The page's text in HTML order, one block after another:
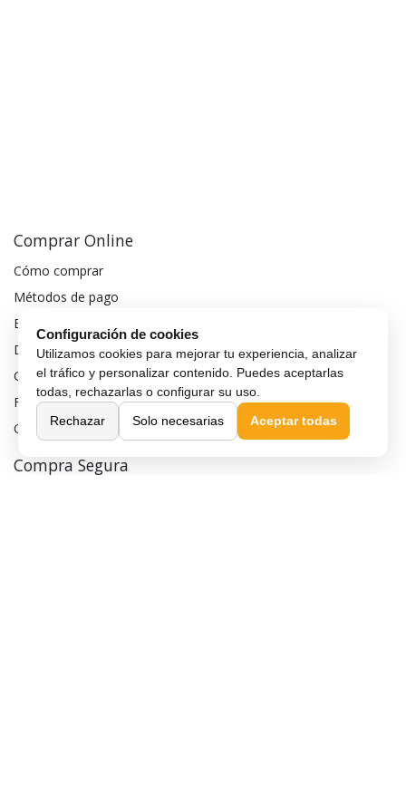
Comprar Online
Cómo comprar
Métodos de pago
Envío y entrega
Devoluciones y cambios
Garantía de compra
Financiar móvil
Condiciones de compra
Compra Segura
Configuración de cookies
Utilizamos cookies para mejorar tu experiencia, analizar
el tráfico y personalizar contenido. Puedes aceptarlas
todas, rechazarlas o configurar su uso.
Rechazar
Solo necesarias Aceptar todas